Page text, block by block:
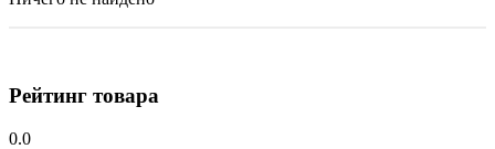
Рейтинг товара
0.0